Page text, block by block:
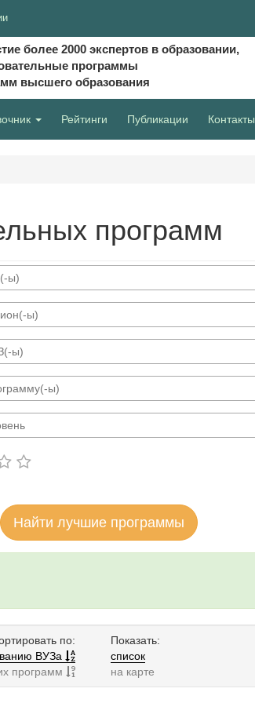
более 2000 экспертов в образовании,
программы
высшего образования
Рейтинги Публикации Контакты
программ
Найти лучшие программы
по:
ВУЗа
программ
Показать:
список
на карте